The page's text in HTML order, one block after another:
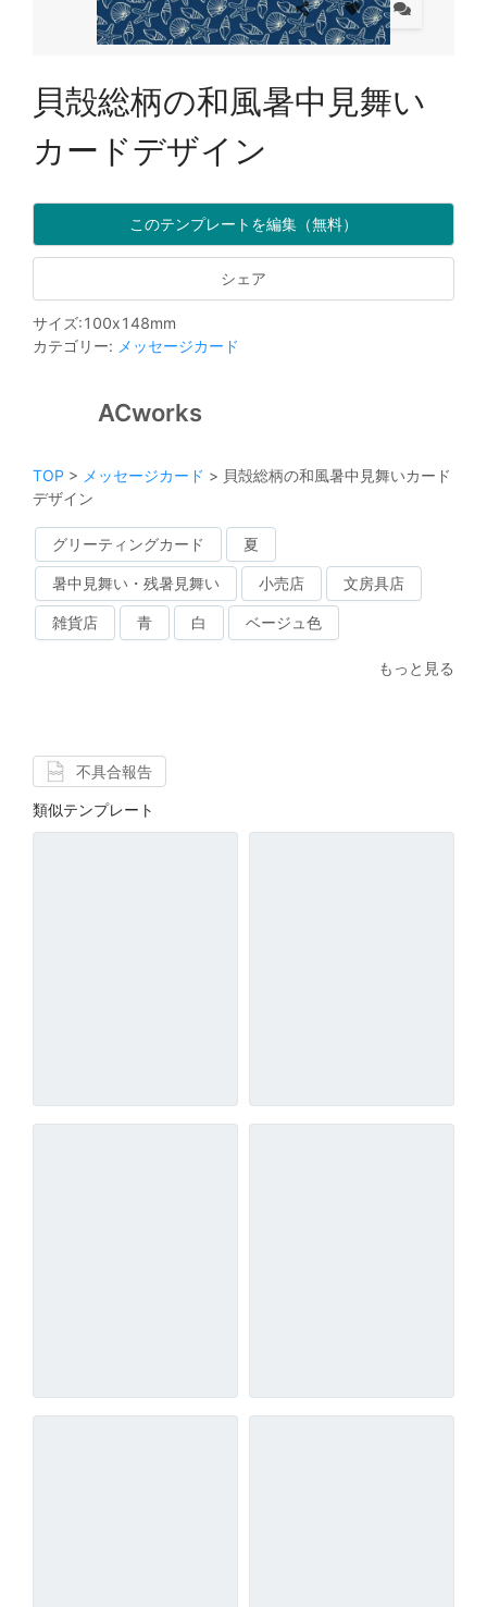
貝殻総柄の和風暑中見舞い
カードデザイン
このテンプレートを編集（無料）
シェア
サイズ:100x148mm
カテゴリー: メッセージカード
ACworks
TOP > メッセージカード > 貝殻総柄の和風暑中見舞いカード
デザイン
グリーティングカード 夏
暑中見舞い・残暑見舞い 小売店 文房具店
雑貨店 青 白 ベージュ色
もっと見る
不具合報告
類似テンプレート